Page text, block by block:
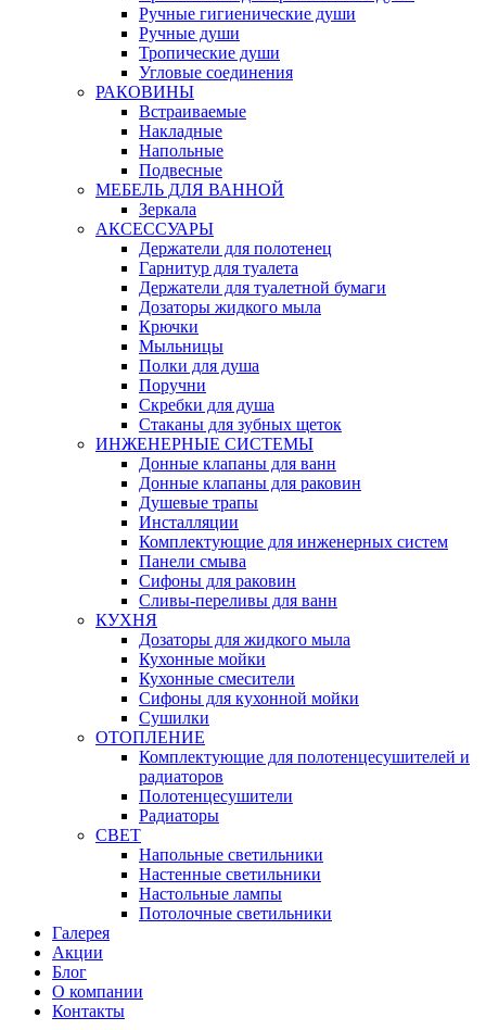
Ручные гигиенические души
Ручные души
Тропические души
Угловые соединения
РАКОВИНЫ
Встраиваемые
Накладные
Напольные
Подвесные
МЕБЕЛЬ ДЛЯ ВАННОЙ
Зеркала
АКСЕССУАРЫ
Держатели для полотенец
Гарнитур для туалета
Держатели для туалетной бумаги
Дозаторы жидкого мыла
Крючки
Мыльницы
Полки для душа
Поручни
Скребки для душа
Стаканы для зубных щеток
ИНЖЕНЕРНЫЕ СИСТЕМЫ
Донные клапаны для ванн
Донные клапаны для раковин
Душевые трапы
Инсталляции
Комплектующие для инженерных систем
Панели смыва
Сифоны для раковин
Сливы-переливы для ванн
КУХНЯ
Дозаторы для жидкого мыла
Кухонные мойки
Кухонные смесители
Сифоны для кухонной мойки
Сушилки
ОТОПЛЕНИЕ
Комплектующие для полотенцесушителей и
радиаторов
Полотенцесушители
Радиаторы
СВЕТ
Напольные светильники
Настенные светильники
Настольные лампы
Потолочные светильники
Галерея
Акции
Блог
О компании
Контакты